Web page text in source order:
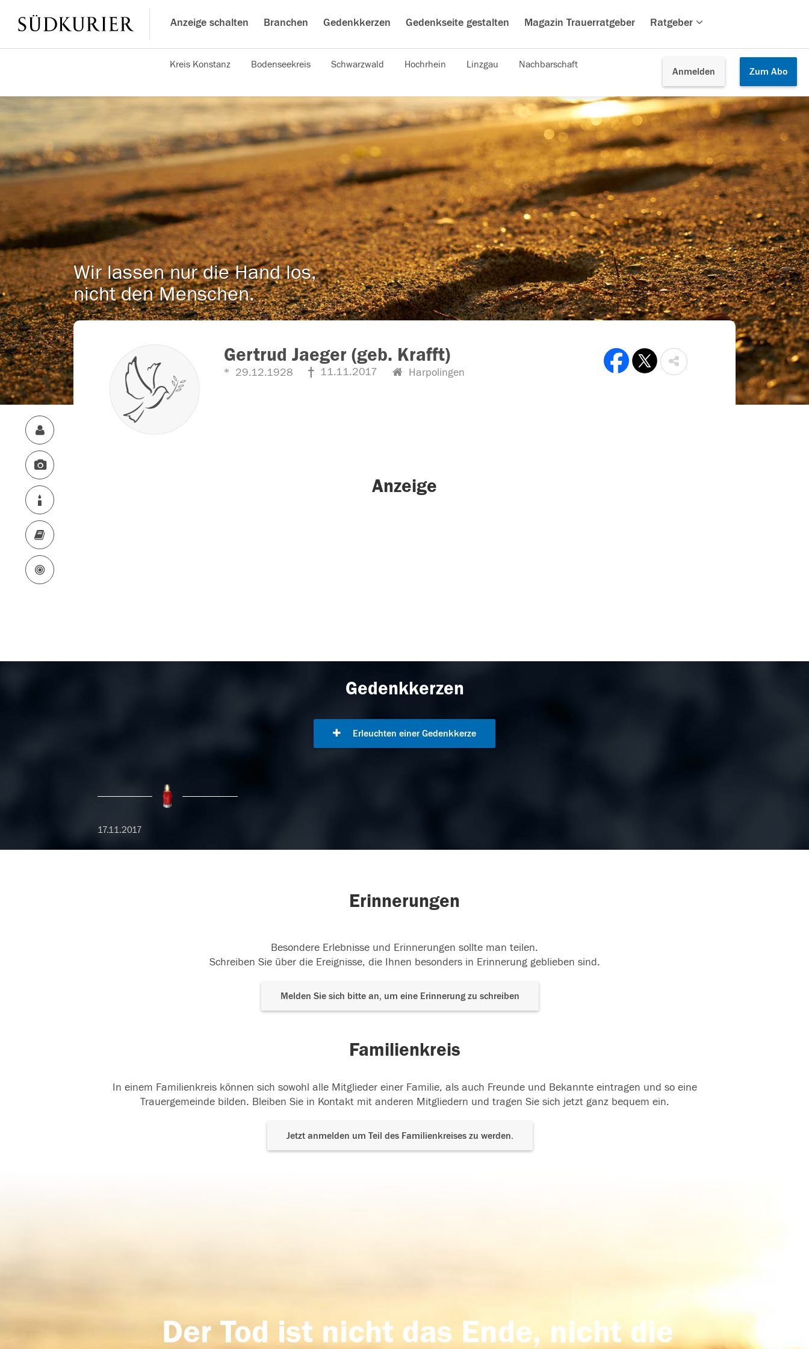
Anzeige schalten Branchen Gedenkkerzen Gedenkseite gestalten Magazin Trauerratgeber Ratgeber
Anmelden Zum Abo
Kreis Konstanz Bodenseekreis Schwarzwald Hochrhein Linzgau Nachbarschaft
Wir lassen nur die Hand los,
nicht den Menschen.
Gertrud Jaeger (geb. Krafft)
29.12.1928 11.11.2017 Harpolingen
Anzeige
Gedenkkerzen
Erleuchten einer Gedenkkerze
17.11.2017
Erinnerungen
Besondere Erlebnisse und Erinnerungen sollte man teilen.
Schreiben Sie über die Ereignisse, die Ihnen besonders in Erinnerung geblieben sind.
Melden Sie sich bitte an, um eine Erinnerung zu schreiben
Familienkreis
In einem Familienkreis können sich sowohl alle Mitglieder einer Familie, als auch Freunde und Bekannte eintragen und so eine
Trauergemeinde bilden. Bleiben Sie in Kontakt mit anderen Mitgliedern und tragen Sie sich jetzt ganz bequem ein.
Jetzt anmelden um Teil des Familienkreises zu werden.
Der Tod ist nicht das Ende, nicht die